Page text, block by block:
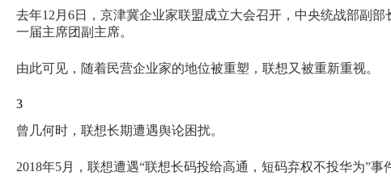
去年12月6日，京津冀企业家联盟成立大会召开，中央统战部副
一届主席团副主席。
由此可见，随着民营企业家的地位被重塑，联想又被重新重视。
3
曾几何时，联想长期遭遇舆论困扰。
2018年5月，联想遭遇“联想长码投给高通，短码弃权不投华为”